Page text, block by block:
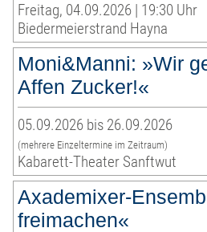
Freitag, 04.09.2026 | 19:30 Uhr
Biedermeierstrand Hayna
Moni&Manni: »Wir
Affen Zucker!«
05.09.2026 bis 26.09.2026
(mehrere Einzeltermine im Zeitraum)
Kabarett-Theater Sanftwut
Axademixer-
freimachen«